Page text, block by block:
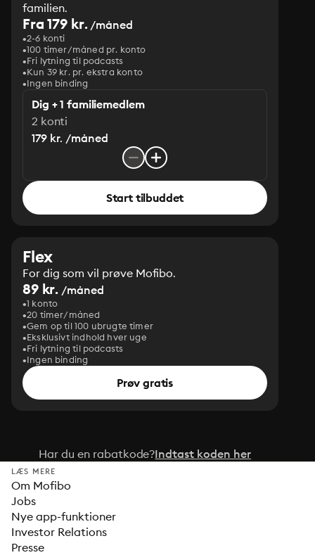
familien.
Fra 179 kr./måned
2-6 konti
100 timer/måned pr. konto
Fri lytning til podcasts
Kun 39 kr. pr. ekstra konto
Ingen binding
Dig + 1 familiemedlem
2 konti
179 kr. /måned
Start tilbuddet
Flex
For dig som vil prøve Mofibo.
89 kr. /måned
1 konto
20 timer/måned
Gem op til 100 ubrugte timer
Eksklusivt indhold hver uge
Fri lytning til podcasts
Ingen binding
Prøv gratis
Har du en rabatkode?Indtast koden her
LÆS MERE
Om Mofibo
Jobs
Nye app-funktioner
Investor Relations
Presse